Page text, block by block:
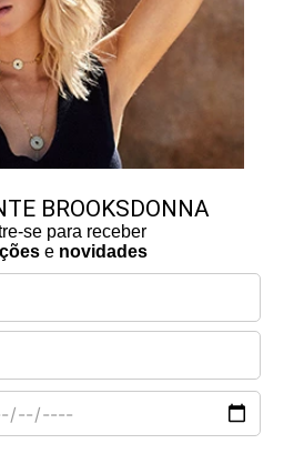
BROOKSDONNA
se para receber
e novidades